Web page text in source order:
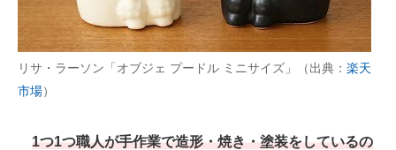
リサ・ラーソン「オブジェ プードル ミニサイズ」（出典： 楽天
市場）
1つ1つ職人が手作業で造形・焼き・塗装をしているの